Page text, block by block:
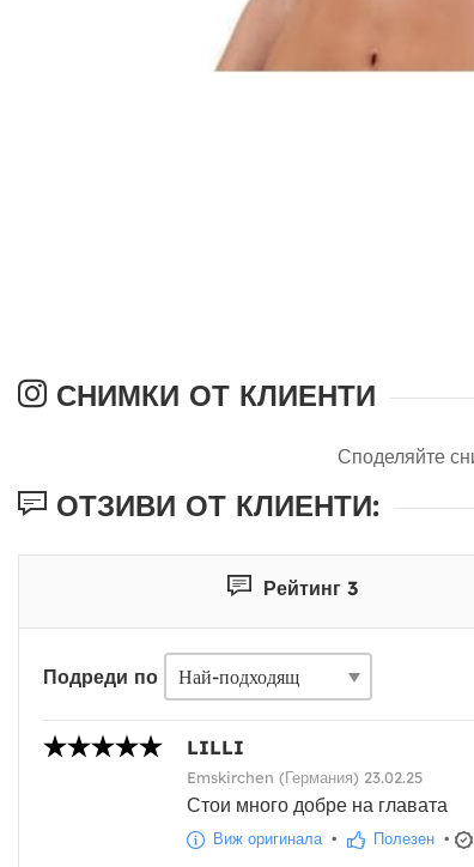
СНИМКИ ОТ КЛИЕНТИ
Споделяйте
ОТЗИВИ ОТ КЛИЕНТИ:
Рейтинг 3
Подреди по
LILLI
Emskirchen (Германия) 23.02.25
Стои много добре на главата
Виж оригинала • Полезен •